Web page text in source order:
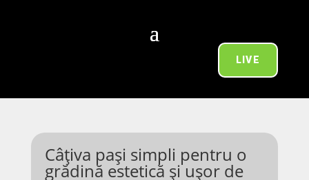
LIVE
Câțiva pași simpli pentru o
grădină estetică și ușor de